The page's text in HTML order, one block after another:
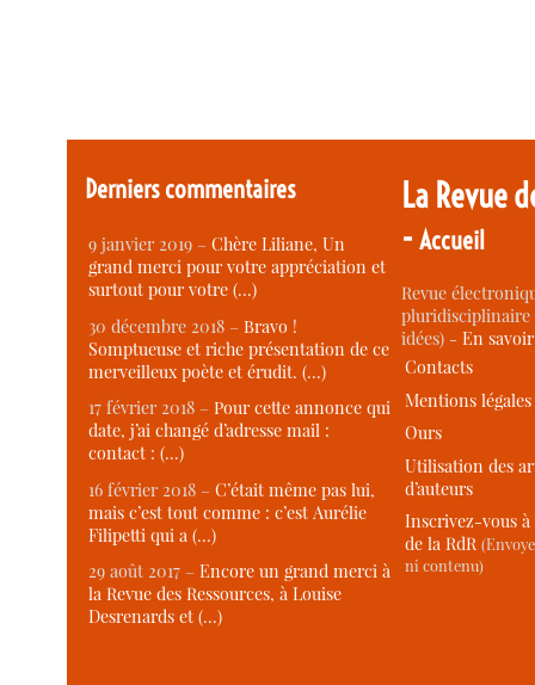
Derniers commentaires
9 janvier 2019 –Chère Liliane, Un
grand merci pour votre appréciation et
surtout pour votre (…)
30 décembre 2018 –Bravo !
Somptueuse et riche présentation de ce
merveilleux poète et érudit. (…)
17 février 2018 –Pour cette annonce qui
date, j’ai changé d’adresse mail :
contact : (…)
16 février 2018 –C’était même pas lui,
mais c’est tout comme : c’est Aurélie
Filipetti qui a (…)
29 août 2017 –Encore un grand merci à
la Revue des Ressources, à Louise
Desrenards et (…)
La Revue
-Accueil
Revue
idées) -En
Contacts
Mentions légales
Ours
Utilisation des
d’auteurs
Inscrivez-vous
de la RdR
ni contenu)